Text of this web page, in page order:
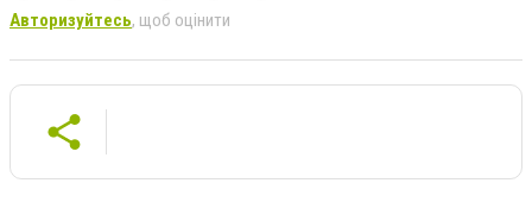
Авторизуйтесь, щоб оцінити